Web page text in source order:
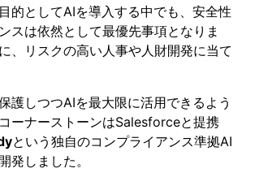
的としてAIを導入する中でも、安全性
スは依然として最優先事項となりま
、リスクの高い人事や人財開発に当て
護しつつAIを最大限に活用できるよう
ーナーストーンはSalesforceと提携
という独自のコンプライアンス準拠AI
発しました。